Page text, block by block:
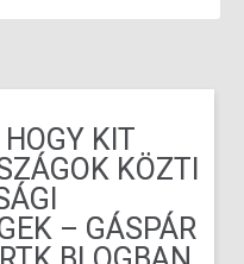
KIT
KÖZTI
– GÁSPÁR